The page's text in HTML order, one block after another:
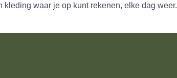
waar je op kunt rekenen, elke dag weer.